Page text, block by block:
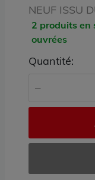
NEUF ISSU
2 produits en
ouvrées
Quantité: